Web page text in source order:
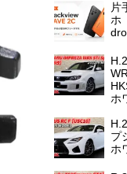
片
ホ
ホ
プ
ホ